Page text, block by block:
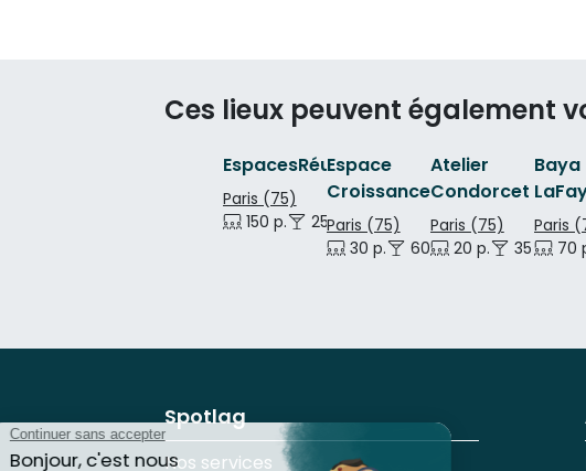
Ces lieux peuvent également
EspacesRéunion.com
Paris (75)
150 p.
25 p.
Espace
Croissance
Paris (75)
30 p.
60 p.
Atelier
Condorcet
Paris (75)
20 p.
35 p.
Baya
Paris
70
Spotlag
Nos services